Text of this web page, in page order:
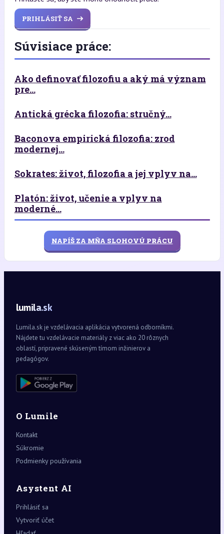
PRIHLÁSIŤ SA
Súvisiace práce:
Ako definovať filozofiu a aký má význam
pre...
Antická grécka filozofia: stručný...
Baconova empirická filozofia: zrod
modernej...
Sokrates: život, filozofia a jej vplyv na...
Platón: život, učenie a vplyv na
moderné...
NAPÍŠ ZA MŇA SLOHOVÚ PRÁCU
lumila.sk
Lumila.sk je vzdelávacia aplikácia vytvorená odborníkmi.
Nájdete tu vzdelávacie materiály z viac ako 20 rôznych
oblastí, pripravené skúseným tímom inžinierov a
pedagógov.
O Lumile
Kontakt
Súkromie
Podmienky používania
Asystent AI
Prihlásiť sa
Vytvoriť účet